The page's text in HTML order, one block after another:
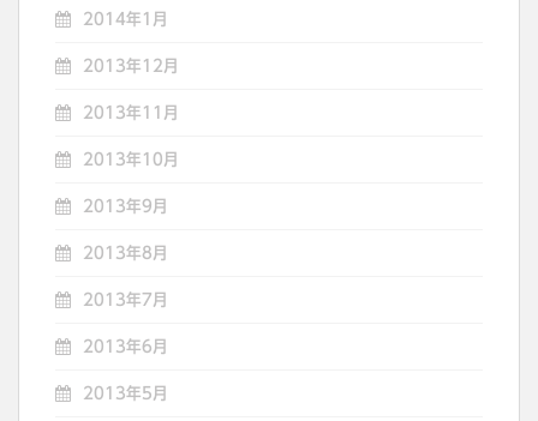
2014年1月
2013年12月
2013年11月
2013年10月
2013年9月
2013年8月
2013年7月
2013年6月
2013年5月